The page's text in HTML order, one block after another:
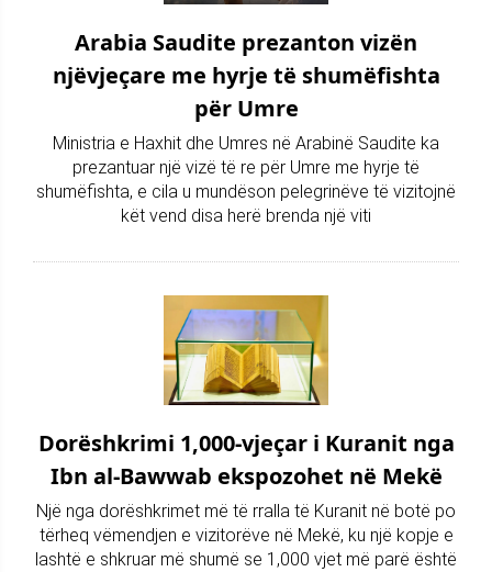
Arabia Saudite prezanton vizën
njëvjeçare me hyrje të shumëfishta
për Umre
Ministria e Haxhit dhe Umres në Arabinë Saudite ka
prezantuar një vizë të re për Umre me hyrje të
shumëfishta, e cila u mundëson pelegrinëve të vizitojnë
kët vend disa herë brenda një viti
Dorëshkrimi 1,000-vjeçar i Kuranit nga
Ibn al-Bawwab ekspozohet në Mekë
Një nga dorëshkrimet më të rralla të Kuranit në botë po
tërheq vëmendjen e vizitorëve në Mekë, ku një kopje e
lashtë e shkruar më shumë se 1,000 vjet më parë është